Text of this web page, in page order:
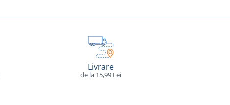
Livrare
de la 15,99 Lei